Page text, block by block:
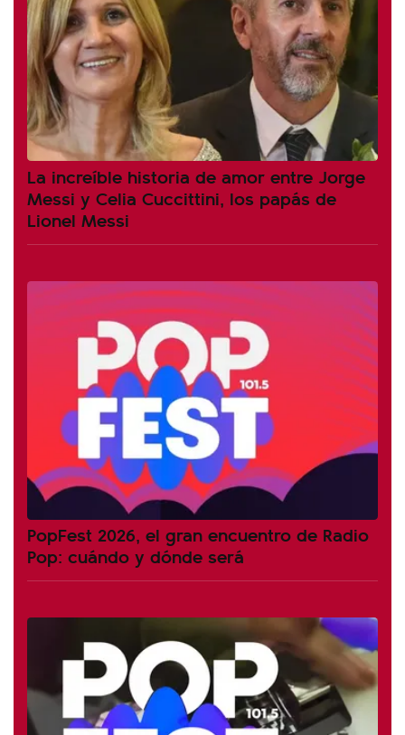
La increíble historia de amor entre Jorge
Messi y Celia Cuccittini, los papás de
Lionel Messi
PopFest 2026, el gran encuentro de Radio
Pop: cuándo y dónde será